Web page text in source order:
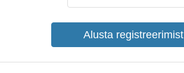
Alusta registreerimist